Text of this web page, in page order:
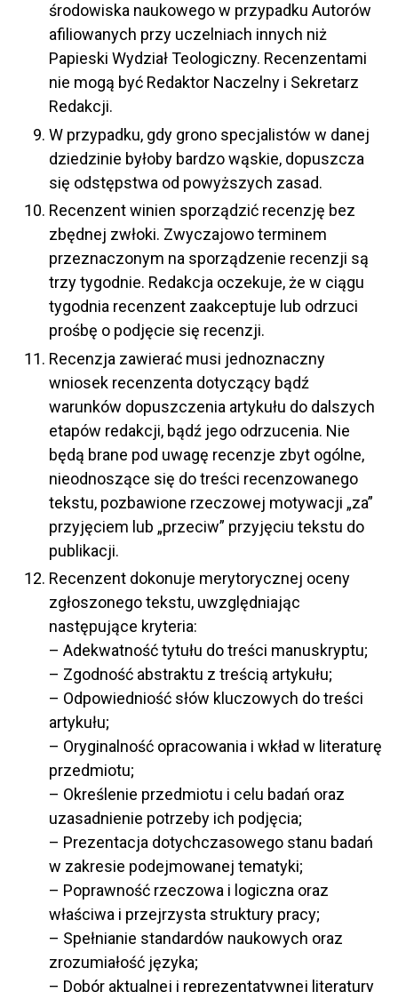
środowiska naukowego w przypadku Autorów
afiliowanych przy uczelniach innych niż
Papieski Wydział Teologiczny. Recenzentami
nie mogą być Redaktor Naczelny i Sekretarz
Redakcji.
W przypadku, gdy grono specjalistów w danej
dziedzinie byłoby bardzo wąskie, dopuszcza
się odstępstwa od powyższych zasad.
Recenzent winien sporządzić recenzję bez
zbędnej zwłoki. Zwyczajowo terminem
przeznaczonym na sporządzenie recenzji są
trzy tygodnie. Redakcja oczekuje, że w ciągu
tygodnia recenzent zaakceptuje lub odrzuci
prośbę o podjęcie się recenzji.
Recenzja zawierać musi jednoznaczny
wniosek recenzenta dotyczący bądź
warunków dopuszczenia artykułu do dalszych
etapów redakcji, bądź jego odrzucenia. Nie
będą brane pod uwagę recenzje zbyt ogólne,
nieodnoszące się do treści recenzowanego
tekstu, pozbawione rzeczowej motywacji „za”
przyjęciem lub „przeciw” przyjęciu tekstu do
publikacji.
Recenzent dokonuje merytorycznej oceny
zgłoszonego tekstu, uwzględniając
następujące kryteria:
– Adekwatność tytułu do treści manuskryptu;
– Zgodność abstraktu z treścią artykułu;
– Odpowiedniość słów kluczowych do treści
artykułu;
– Oryginalność opracowania i wkład w literaturę
przedmiotu;
– Określenie przedmiotu i celu badań oraz
uzasadnienie potrzeby ich podjęcia;
– Prezentacja dotychczasowego stanu badań
w zakresie podejmowanej tematyki;
– Poprawność rzeczowa i logiczna oraz
właściwa i przejrzysta struktury pracy;
– Spełnianie standardów naukowych oraz
zrozumiałość języka;
– Dobór aktualnej i reprezentatywnej literatury